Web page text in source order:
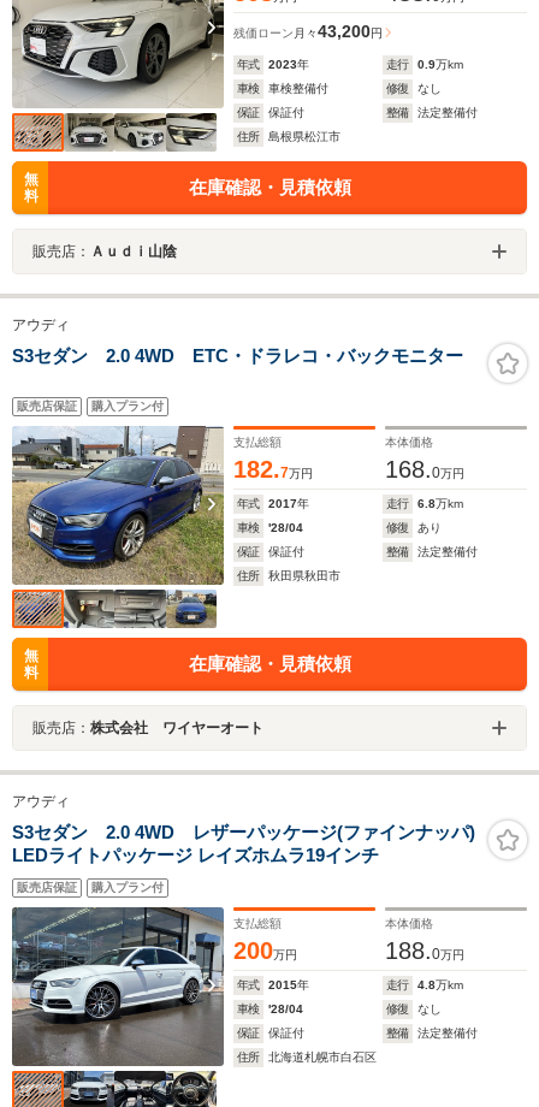
残価ローン 月々43,200円
年式 2023年 走行 0.9万km
車検
車検整備付 修復
なし
保証
保証付 整備
法定整備付
住所
島根県松江市
無
料
在庫確認・見積依頼
販売店： Ａｕｄｉ山陰
アウディ
S3セダン 2.0 4WD ETC・ドラレコ・バックモニター
販売店保証 購入プラン付
支払総額
182.7万円
本体価格
168.0万円
年式 2017年 走行 6.8万km
車検
'28/04 修復
あり
保証
保証付 整備
法定整備付
住所
秋田県秋田市
無
料
在庫確認・見積依頼
販売店： 株式会社 ワイヤーオート
アウディ
S3セダン 2.0 4WD レザーパッケージ(ファインナッパ)
LEDライトパッケージ レイズホムラ19インチ
販売店保証 購入プラン付
支払総額
200万円
本体価格
188.0万円
年式 2015年 走行 4.8万km
車検
'28/04 修復
なし
保証
保証付 整備
法定整備付
住所
北海道札幌市白石区